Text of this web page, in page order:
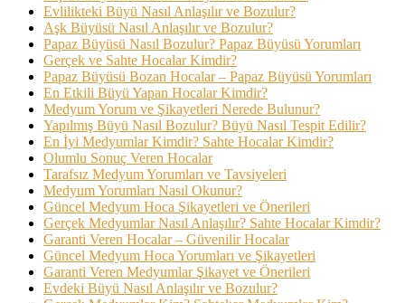
Evlilikteki Büyü Nasıl Anlaşılır ve Bozulur?
Aşk Büyüsü Nasıl Anlaşılır ve Bozulur?
Papaz Büyüsü Nasıl Bozulur? Papaz Büyüsü Yorumları
Gerçek ve Sahte Hocalar Kimdir?
Papaz Büyüsü Bozan Hocalar – Papaz Büyüsü Yorumları
En Etkili Büyü Yapan Hocalar Kimdir?
Medyum Yorum ve Şikayetleri Nerede Bulunur?
Yapılmış Büyü Nasıl Bozulur? Büyü Nasıl Tespit Edilir?
En İyi Medyumlar Kimdir? Sahte Hocalar Kimdir?
Olumlu Sonuç Veren Hocalar
Tarafsız Medyum Yorumları ve Tavsiyeleri
Medyum Yorumları Nasıl Okunur?
Güncel Medyum Hoca Şikayetleri ve Önerileri
Gerçek Medyumlar Nasıl Anlaşılır? Sahte Hocalar Kimdir?
Garanti Veren Hocalar – Güvenilir Hocalar
Güncel Medyum Hoca Yorumları ve Şikayetleri
Garanti Veren Medyumlar Şikayet ve Önerileri
Evdeki Büyü Nasıl Anlaşılır ve Bozulur?